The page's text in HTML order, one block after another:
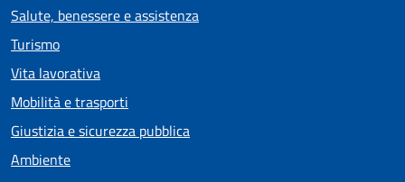
Salute, benessere e assistenza
Turismo
Vita lavorativa
Mobilità e trasporti
Giustizia e sicurezza pubblica
Ambiente